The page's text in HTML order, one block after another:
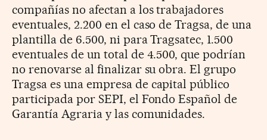
compañías no afectan a los trabajadores
eventuales, 2.200 en el caso de Tragsa, de una
plantilla de 6.500, ni para Tragsatec, 1.500
eventuales de un total de 4.500, que podrían
no renovarse al finalizar su obra. El grupo
Tragsa es una empresa de capital público
participada por SEPI, el Fondo Español de
Garantía Agraria y las comunidades.